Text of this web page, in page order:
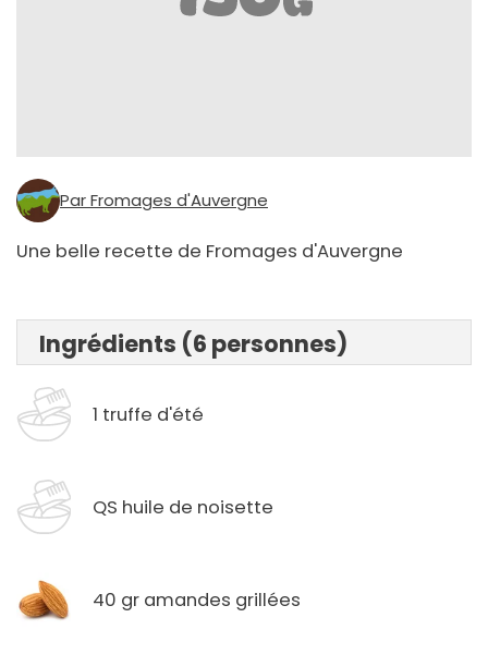
Par Fromages d'Auvergne
Une belle recette de Fromages d'Auvergne
Ingrédients (6 personnes)
1 truffe d'été
QS huile de noisette
40 gr amandes grillées